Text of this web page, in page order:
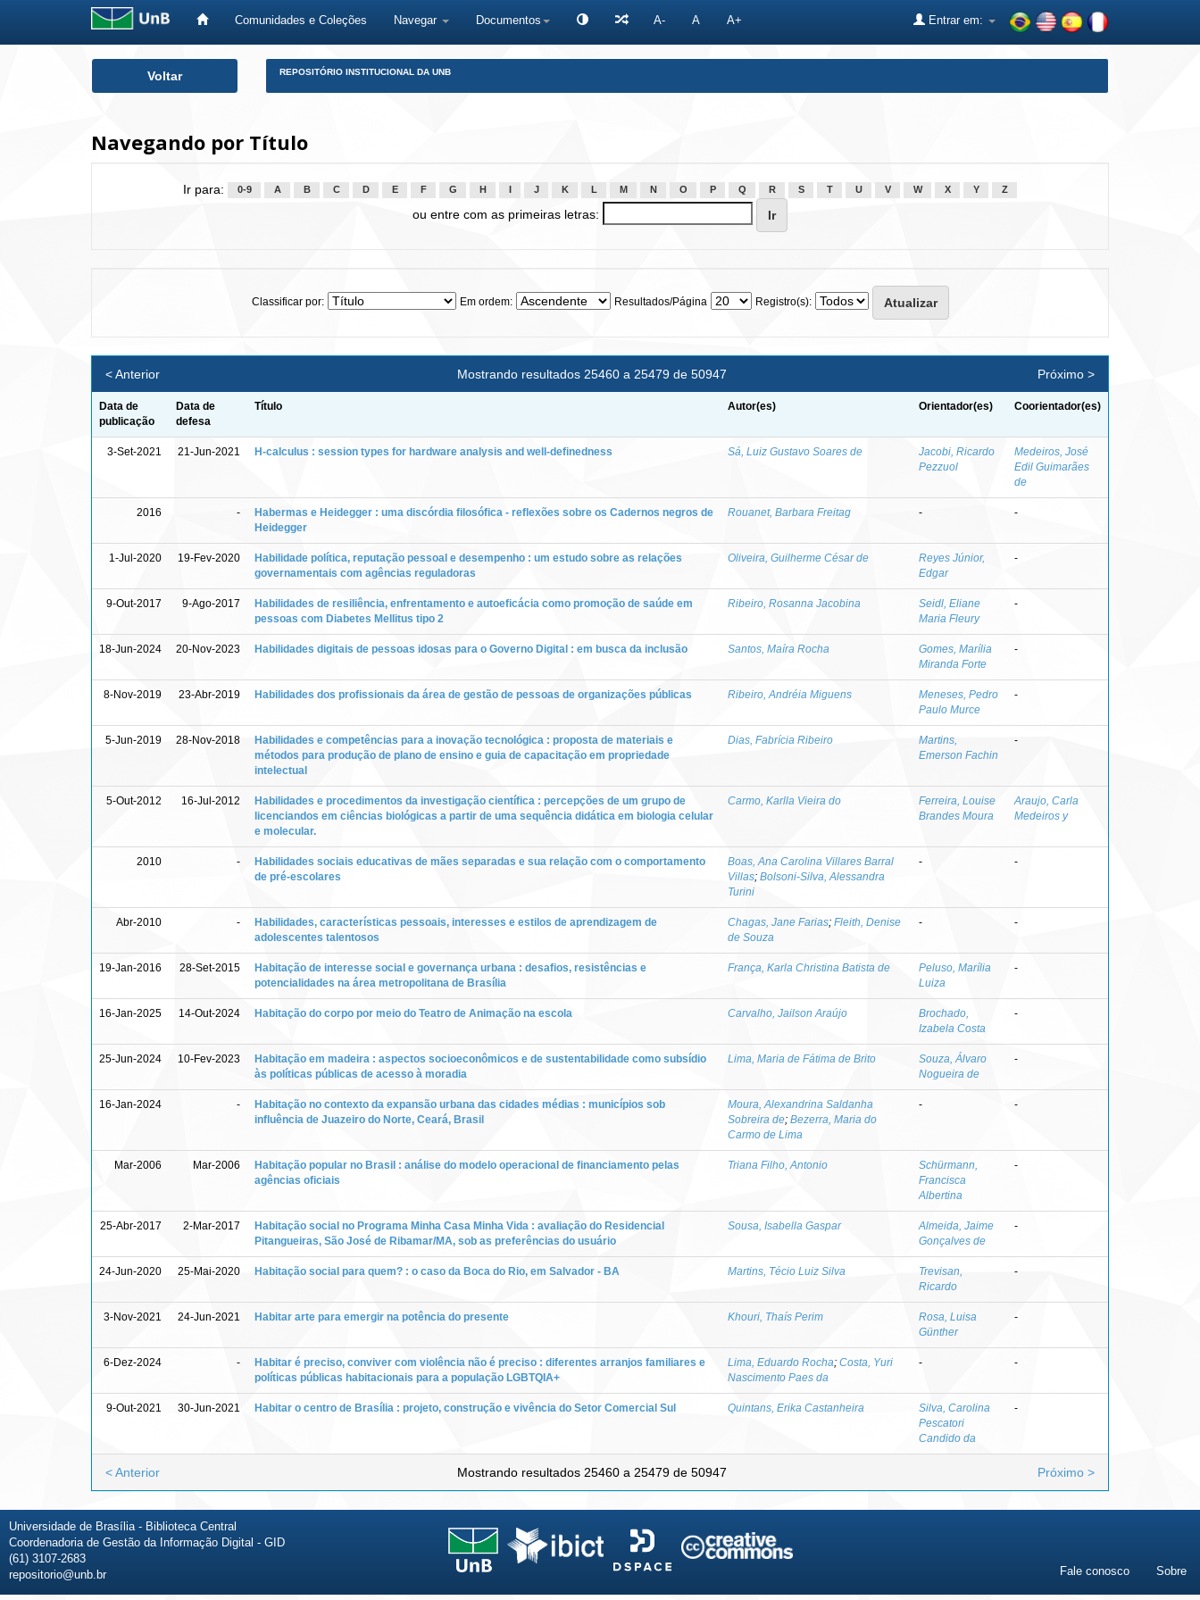
Comunidades e Coleções Navegar Documentos A- A A+ Entrar em:
Voltar REPOSITÓRIO INSTITUCIONAL DA UNB
Navegando por Título
Ir para: 0-9 A B C D E F G H J K L M N O P Q R S T U V W X Y Z
ou entre com as primeiras letras:
Classificar por: Em ordem: Resultados/Página Registro(s):
Mostrando resultados 25460 a 25479 de 50947
< Anterior Próximo >
Data de
publicação
Data de
defesa
Título Autor(es) Orientador(es) Coorientador(es)
3-Set-2021 21-Jun-2021 H-calculus : session types for hardware analysis and well-definedness Sá, Luiz Gustavo Soares de
Jacobi, Ricardo
Pezzuol
Medeiros, José
Edil Guimarães
de
2016 -
Habermas e Heidegger : uma discórdia filosófica - reflexões sobre os Cadernos negros de
Heidegger
Rouanet, Barbara Freitag - -
1-Jul-2020 19-Fev-2020
Habilidade política, reputação pessoal e desempenho : um estudo sobre as relações
governamentais com agências reguladoras
Oliveira, Guilherme César de
Reyes Júnior,
Edgar
-
9-Out-2017 9-Ago-2017
Habilidades de resiliência, enfrentamento e autoeficácia como promoção de saúde em
pessoas com Diabetes Mellitus tipo 2
Ribeiro, Rosanna Jacobina
Seidl, Eliane
Maria Fleury
-
18-Jun-2024 20-Nov-2023 Habilidades digitais de pessoas idosas para o Governo Digital : em busca da inclusão Santos, Maíra Rocha
Gomes, Marília
Miranda Forte
-
8-Nov-2019 23-Abr-2019 Habilidades dos profissionais da área de gestão de pessoas de organizações públicas Ribeiro, Andréia Miguens
Meneses, Pedro
Paulo Murce
-
5-Jun-2019 28-Nov-2018
Habilidades e competências para a inovação tecnológica : proposta de materiais e
métodos para produção de plano de ensino e guia de capacitação em propriedade
intelectual
Dias, Fabrícia Ribeiro
Martins,
Emerson Fachin
-
5-Out-2012 16-Jul-2012
Habilidades e procedimentos da investigação científica : percepções de um grupo de
licenciandos em ciências biológicas a partir de uma sequência didática em biologia celular
e molecular.
Carmo, Karlla Vieira do
Ferreira, Louise
Brandes Moura
Araujo, Carla
Medeiros y
2010 -
Habilidades sociais educativas de mães separadas e sua relação com o comportamento
de pré-escolares
Boas, Ana Carolina Villares Barral
Villas; Bolsoni-Silva, Alessandra
Turini
- -
Abr-2010 -
Habilidades, características pessoais, interesses e estilos de aprendizagem de
adolescentes talentosos
Chagas, Jane Farias; Fleith, Denise
de Souza
- -
19-Jan-2016 28-Set-2015
Habitação de interesse social e governança urbana : desafios, resistências e
potencialidades na área metropolitana de Brasília
França, Karla Christina Batista de
Peluso, Marília
Luiza
-
16-Jan-2025 14-Out-2024 Habitação do corpo por meio do Teatro de Animação na escola Carvalho, Jailson Araújo
Brochado,
Izabela Costa
-
25-Jun-2024 10-Fev-2023
Habitação em madeira : aspectos socioeconômicos e de sustentabilidade como subsídio
às políticas públicas de acesso à moradia
Lima, Maria de Fátima de Brito
Souza, Álvaro
Nogueira de
-
16-Jan-2024 -
Habitação no contexto da expansão urbana das cidades médias : municípios sob
influência de Juazeiro do Norte, Ceará, Brasil
Moura, Alexandrina Saldanha
Sobreira de; Bezerra, Maria do
Carmo de Lima
- -
Mar-2006 Mar-2006
Habitação popular no Brasil : análise do modelo operacional de financiamento pelas
agências oficiais
Triana Filho, Antonio
Schürmann,
Francisca
Albertina
-
25-Abr-2017 2-Mar-2017
Habitação social no Programa Minha Casa Minha Vida : avaliação do Residencial
Pitangueiras, São José de Ribamar/MA, sob as preferências do usuário
Sousa, Isabella Gaspar
Almeida, Jaime
Gonçalves de
-
24-Jun-2020 25-Mai-2020 Habitação social para quem? : o caso da Boca do Rio, em Salvador - BA Martins, Técio Luiz Silva
Trevisan,
Ricardo
-
3-Nov-2021 24-Jun-2021 Habitar arte para emergir na potência do presente Khouri, Thaís Perim
Rosa, Luisa
Günther
-
6-Dez-2024 -
Habitar é preciso, conviver com violência não é preciso : diferentes arranjos familiares e
políticas públicas habitacionais para a população LGBTQIA+
Lima, Eduardo Rocha; Costa, Yuri
Nascimento Paes da
- -
9-Out-2021 30-Jun-2021 Habitar o centro de Brasília : projeto, construção e vivência do Setor Comercial Sul Quintans, Erika Castanheira
Silva, Carolina
Pescatori
Candido da
-
Mostrando resultados 25460 a 25479 de 50947
< Anterior Próximo >
Universidade de Brasília - Biblioteca Central
Coordenadoria de Gestão da Informação Digital - GID
(61) 3107-2683
repositorio@unb.br
Fale conosco Sobre